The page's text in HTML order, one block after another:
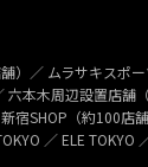
）／ ムラサキスポ
六本木周辺設置店舗
宿SHOP（約100店
／ ELE TOKYO